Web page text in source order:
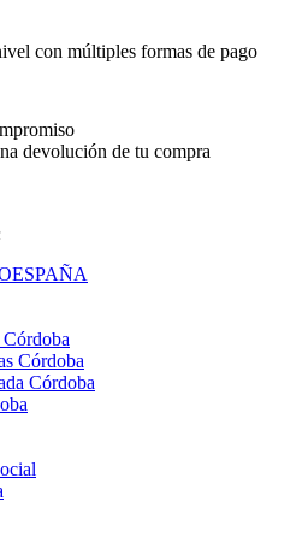
con múltiples formas de pago
devolución de tu compra
Córdoba
Córdoba